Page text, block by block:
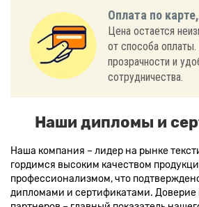
Оплата по
Цена остается
от способа
прозрачности и
сотрудничества.
Наши дипломы и
Наша компания – лидер на рынке
гордимся высоким качеством
профессионализмом, что
дипломами и сертификатами. Доверие